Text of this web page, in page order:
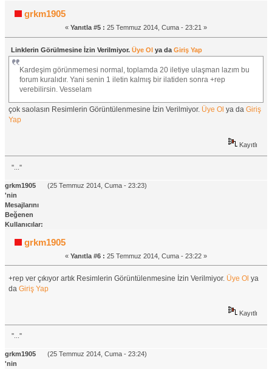
grkm1905
« Yanıtla #5 : 25 Temmuz 2014, Cuma - 23:21 »
Linklerin Görülmesine İzin Verilmiyor. Üye Ol ya da Giriş Yap
Kardeşim görünmemesi normal, toplamda 20 iletiye ulaşman lazım bu
forum kuralıdır. Yani senin 1 iletin kalmış bir ilatiden sonra +rep
verebilirsin. Vesselam
çok saolasın Resimlerin Görüntülenmesine İzin Verilmiyor. Üye Ol ya daGiriş
Yap
Kayıtlı
''...''
grkm1905
'nin
Mesajlarını
Beğenen
Kullanıcılar:
(25 Temmuz 2014, Cuma - 23:23)
grkm1905
« Yanıtla #6 : 25 Temmuz 2014, Cuma - 23:22 »
+rep ver çıkıyor artık Resimlerin Görüntülenmesine İzin Verilmiyor. Üye Ol ya
daGiriş Yap
Kayıtlı
''...''
grkm1905
'nin
(25 Temmuz 2014, Cuma - 23:24)